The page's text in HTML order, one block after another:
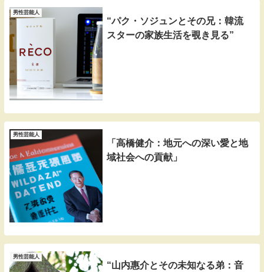
男性芸能人
“パク・ソジュンとその兄：韓流
スターの家族生活を覗き見る”
男性芸能人
「高橋健介：地元への深い愛と地
域社会への貢献」
男性芸能人
“山内惠介とその未知なる弟：音